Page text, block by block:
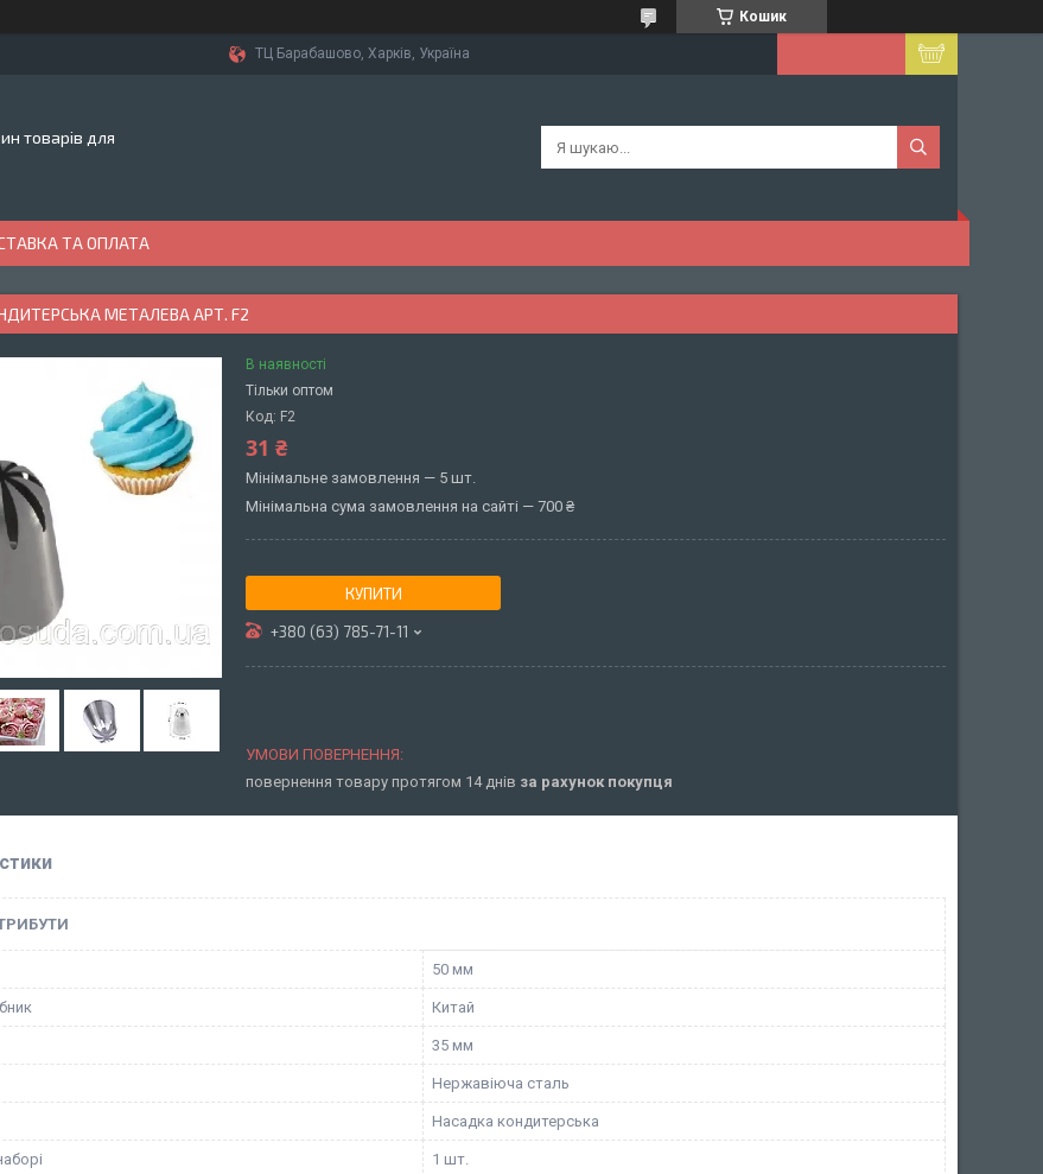
Кошик
ТЦ Барабашово, Харків, Україна
товарів для
ТА ОПЛАТА
МЕТАЛЕВА АРТ. F2
В наявності
Тільки оптом
Код: F2
31 ₴
Мінімальне замовлення — 5 шт.
Мінімальна сума замовлення на сайті — 700 ₴
КУПИТИ
+380 (63) 785-71-11
повернення товару протягом 14 днів за рахунок покупця
50 мм
Китай
35 мм
Нержавіюча сталь
Насадка кондитерська
1 шт.